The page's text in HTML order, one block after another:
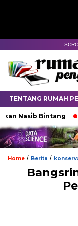
TENTANG RUMAH
Bintang
Home / Berita /